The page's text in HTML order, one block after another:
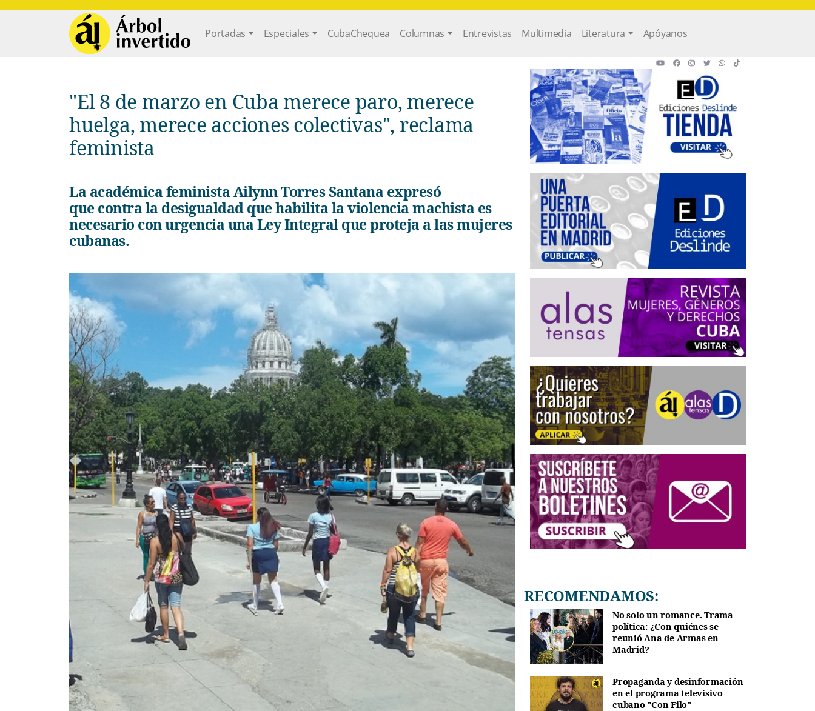
Main navigation
Portadas Especiales CubaChequea Columnas Entrevistas Multimedia Literatura Apóyanos
"El 8 de marzo en Cuba merece paro, merece
huelga, merece acciones colectivas", reclama
feminista
La académica feminista Ailynn Torres Santana expresó
que contra la desigualdad que habilita la violencia machista es
necesario con urgencia una Ley Integral que proteja a las mujeres
cubanas.
RECOMENDAMOS:
No solo un romance. Trama
política: ¿Con quiénes se
reunió Ana de Armas en
Madrid?
Propaganda y desinformación
en el programa televisivo
cubano "Con Filo"